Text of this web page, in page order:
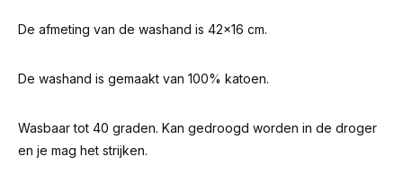
De afmeting van de washand is 42x16 cm.
De washand is gemaakt van 100% katoen.
Wasbaar tot 40 graden. Kan gedroogd worden in de droger
en je mag het strijken.